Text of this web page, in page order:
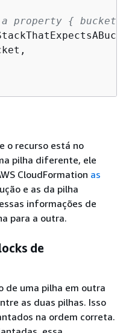
property { bucket:
o recurso está no
pilha diferente, ele
CloudFormation as
e as da pilha
informações de
para a outra.
de
de uma pilha em outra
as duas pilhas. Isso
na ordem correta.